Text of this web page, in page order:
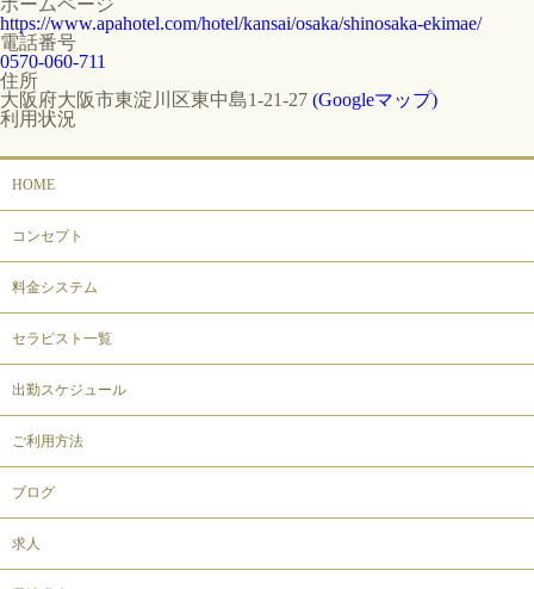
ホームページ
https://www.apahotel.com/hotel/kansai/osaka/shinosaka-ekimae/
電話番号
0570-060-711
住所
大阪府大阪市東淀川区東中島1-21-27 (Googleマップ)
利用状況
HOME
コンセプト
料金システム
セラピスト一覧
出勤スケジュール
ご利用方法
ブログ
求人